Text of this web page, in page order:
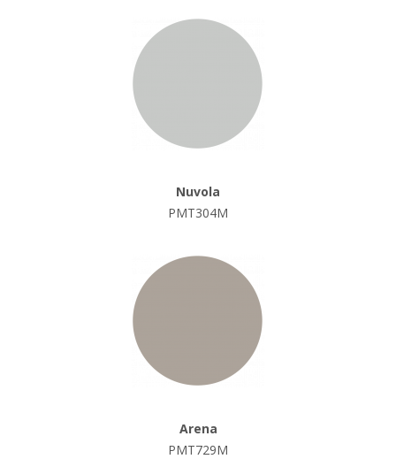
Nuvola
PMT304M
Arena
PMT729M